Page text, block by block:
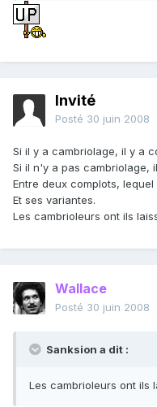
Invité
Posté 30 juin 2008
Si il y a cambriolage, il y a
Si il n'y a pas cambriolage,
Entre deux complots, lequel
Et ses variantes.
Les cambrioleurs ont ils
Wallace
Posté 30 juin 2008
Sanksion a dit :
Les cambrioleurs ont ils